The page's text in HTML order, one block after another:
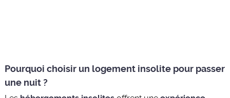
Pourquoi choisir un logement insolite pour passer
une nuit ?